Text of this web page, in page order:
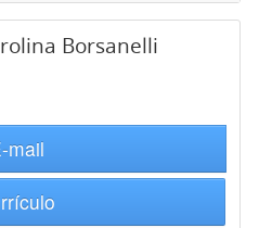
Borsanelli
mail